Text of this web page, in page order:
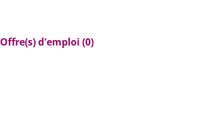
Offre(s) d'emploi (0)